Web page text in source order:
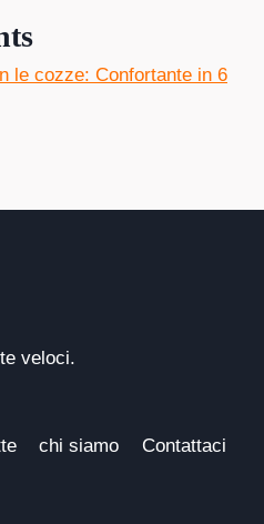
le cozze: Confortante in 6
veloci.
chi siamo Contattaci